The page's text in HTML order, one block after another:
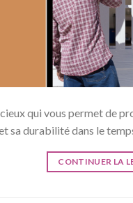
qui vous permet de
sa durabilité dans le
CONTINUER LA